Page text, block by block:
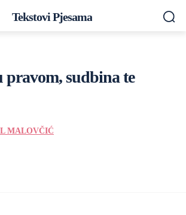
Tekstovi Pjesama
sudbina te
MALOVČIĆ